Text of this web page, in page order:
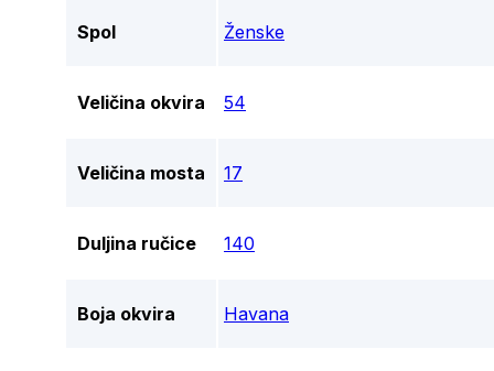
Spol Ženske
Veličina okvira 54
Veličina mosta 17
Duljina ručice 140
Boja okvira Havana